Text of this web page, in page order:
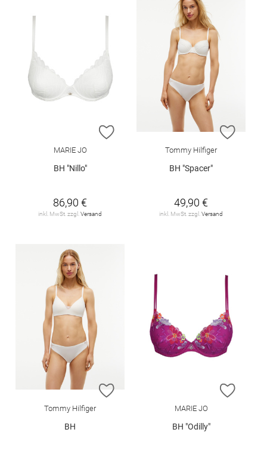
ZUR WUNSCHLISTE HINZUFÜGEN
MARIE JO
BH "Nillo"
86,90 €
inkl. MwSt. zzgl.Versand
ZUR
Tommy Hilfiger
BH "Spacer"
49,90 €
inkl. MwSt. zzgl.Versand
ZUR WUNSCHLISTE HINZUFÜGEN
Tommy Hilfiger
BH
ZUR
MARIE JO
BH "Odilly"